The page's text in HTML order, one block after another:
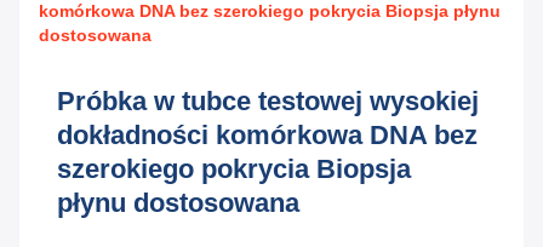
komórkowa DNA bez szerokiego pokrycia Biopsja płynu
dostosowana
Próbka w tubce testowej wysokiej
dokładności komórkowa DNA bez
szerokiego pokrycia Biopsja
płynu dostosowana